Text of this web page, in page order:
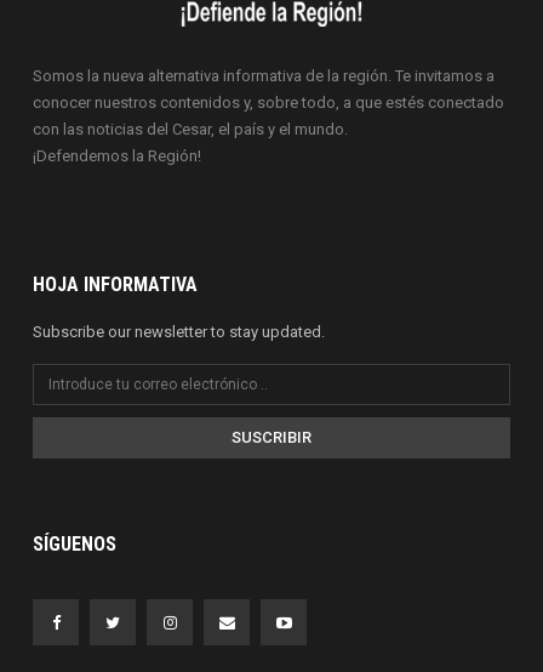
Somos la nueva alternativa informativa de la región. Te invitamos a
conocer nuestros contenidos y, sobre todo, a que estés conectado
con las noticias del Cesar, el país y el mundo.
¡Defendemos la Región!
HOJA INFORMATIVA
Subscribe our newsletter to stay updated.
SUSCRIBIR
SÍGUENOS